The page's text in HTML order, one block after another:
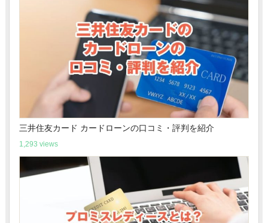
三井住友カード カードローンの口コミ・評判を紹介
1,293 views